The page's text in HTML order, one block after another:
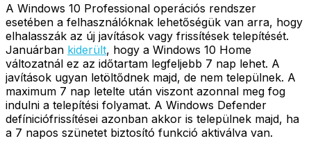
A Windows 10 Professional operációs rendszer
esetében a felhasználóknak lehetőségük van arra, hogy
elhalasszák az új javítások vagy frissítések telepítését.
Januárban kiderült, hogy a Windows 10 Home
változatnál ez az időtartam legfeljebb 7 nap lehet. A
javítások ugyan letöltődnek majd, de nem települnek. A
maximum 7 nap letelte után viszont azonnal meg fog
indulni a telepítési folyamat. A Windows Defender
defíniciófrissítései azonban akkor is települnek majd, ha
a 7 napos szünetet biztosító funkció aktiválva van.